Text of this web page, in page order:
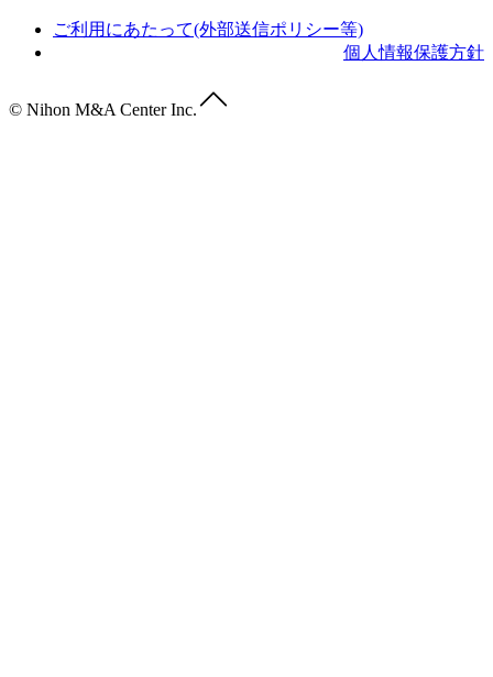
ご利用にあたって(外部送信ポリシー等)
個人情報保護方針
© Nihon M&A Center Inc.